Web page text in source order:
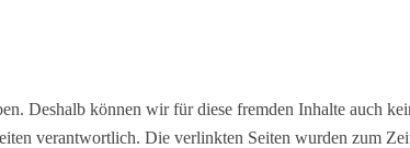
Deshalb können wir für diese fremden Inhalte auch
verantwortlich. Die verlinkten Seiten wurden zum